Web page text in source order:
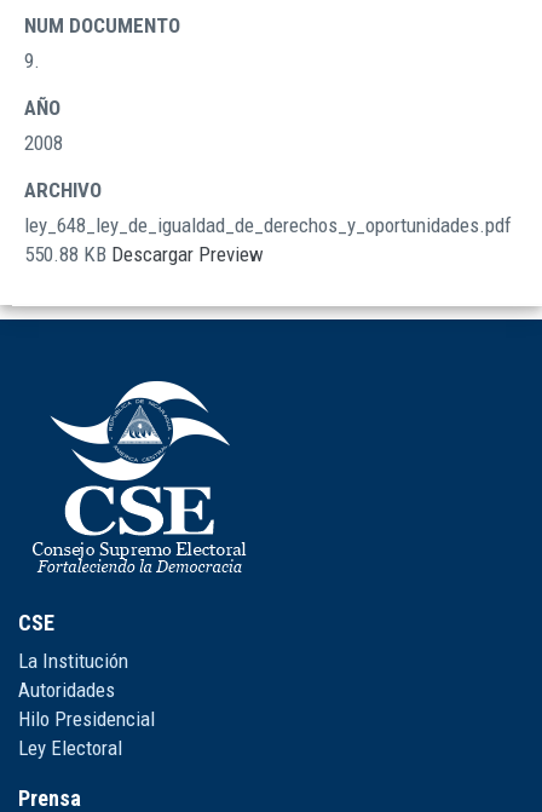
DOCUMENTOS
NUM DOCUMENTO
9.
AÑO
2008
ARCHIVO
ley_648_ley_de_igualdad_de_derechos_y_oportunidades.pdf
550.88 KB Descargar Preview
CSE
La Institución
Autoridades
Hilo Presidencial
Ley Electoral
Prensa